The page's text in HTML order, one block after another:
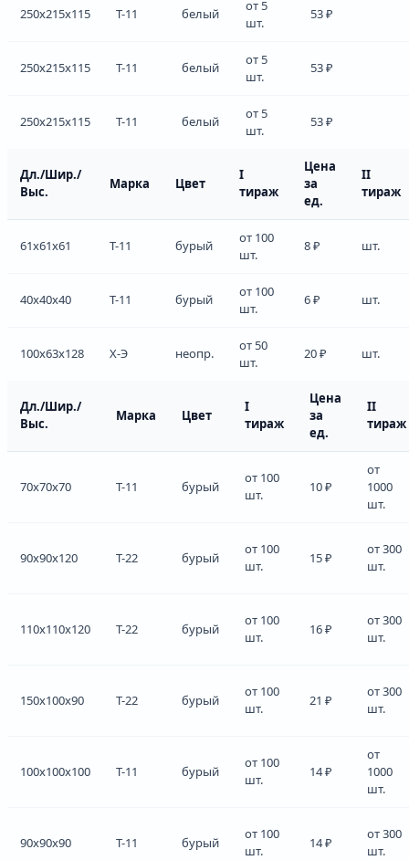
250x215x115 Т-11 белый
от 5
шт.
53 ₽
250x215x115 Т-11 белый
от 5
шт.
53 ₽
250x215x115 Т-11 белый
от 5
шт.
53 ₽
Дл./Шир./
Выс.
Марка Цвет
I
тираж
Цена
за
ед.
II
тираж
61x61x61 Т-11 бурый
от 100
шт.
8 ₽ шт.
40x40x40 Т-11 бурый
от 100
шт.
6 ₽ шт.
100x63x128 Х-Э неопр.
от 50
шт.
20 ₽ шт.
Дл./Шир./
Выс.
Марка Цвет
I
тираж
Цена
за
ед.
II
тираж
70x70x70 Т-11 бурый
от 100
шт.
10 ₽
от
1000
шт.
90x90x120 Т-22 бурый
от 100
шт.
15 ₽
от 300
шт.
110x110x120 Т-22 бурый
от 100
шт.
16 ₽
от 300
шт.
150x100x90 Т-22 бурый
от 100
шт.
21 ₽
от 300
шт.
100x100x100 Т-11 бурый
от 100
шт.
14 ₽
от
1000
шт.
90x90x90 Т-11 бурый
от 100
шт.
14 ₽
от 300
шт.